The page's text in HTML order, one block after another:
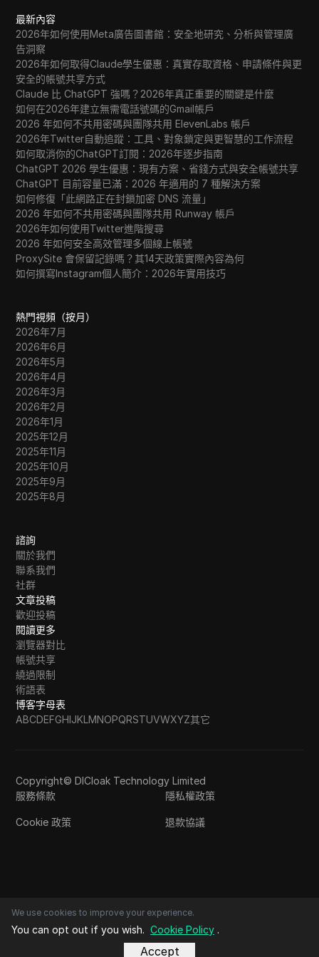
最新內容
2026年如何使用Meta廣告圖書館：安全地研究、分析與管理廣
告洞察
2026年如何取得Claude學生優惠：真實存取資格、申請條件與更
安全的帳號共享方式
Claude 比 ChatGPT 強嗎？2026年真正重要的關鍵是什麼
如何在2026年建立無需電話號碼的Gmail帳戶
2026 年如何不共用密碼與團隊共用 ElevenLabs 帳戶
2026年Twitter自動追蹤：工具、對象鎖定與更智慧的工作流程
如何取消你的ChatGPT訂閱：2026年逐步指南
ChatGPT 2026 學生優惠：現有方案、省錢方式與安全帳號共享
ChatGPT 目前容量已滿：2026 年適用的 7 種解決方案
如何修復「此網路正在封鎖加密 DNS 流量」
2026 年如何不共用密碼與團隊共用 Runway 帳戶
2026年如何使用Twitter進階搜尋
2026 年如何安全高效管理多個線上帳號
ProxySite 會保留記錄嗎？其14天政策實際內容為何
如何撰寫Instagram個人簡介：2026年實用技巧
熱門視頻（按月）
2026年7月
2026年6月
2026年5月
2026年4月
2026年3月
2026年2月
2026年1月
2025年12月
2025年11月
2025年10月
2025年9月
2025年8月
諮詢
關於我們
聯系我們
社群
文章投稿
歡迎投稿
閱讀更多
瀏覽器對比
帳號共享
繞過限制
術語表
博客字母表
ABCDEFGHIJKLMNOPQRSTUVWXYZ其它
Copyright© DICloak Technology Limited
服務條款
隱私權政策
Cookie 政策 退款協議
We use cookies to improve your experience.
You can opt out if you wish. Cookie Policy .
Accept